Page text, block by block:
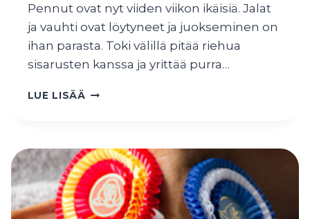
Pennut ovat nyt viiden viikon ikäisiä. Jalat
ja vauhti ovat löytyneet ja juokseminen on
ihan parasta. Toki välillä pitää riehua
sisarusten kanssa ja yrittää purra…
LUE LISÄÄ PENNUT